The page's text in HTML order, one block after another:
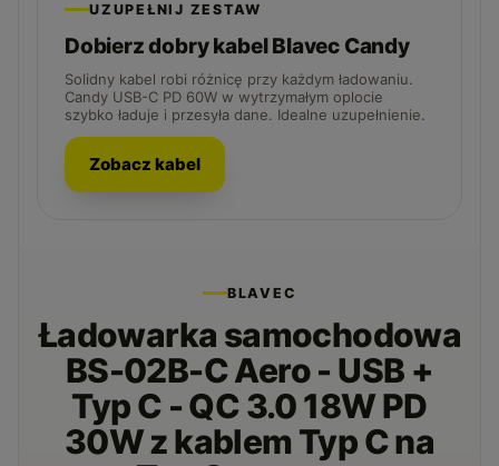
UZUPEŁNIJ ZESTAW
Dobierz dobry kabel Blavec Candy
Solidny kabel robi różnicę przy każdym ładowaniu.
Candy USB-C PD 60W w wytrzymałym oplocie
szybko ładuje i przesyła dane. Idealne uzupełnienie.
Zobacz kabel
BLAVEC
Ładowarka samochodowa
BS-02B-C Aero - USB +
Typ C - QC 3.0 18W PD
30W z kablem Typ C na